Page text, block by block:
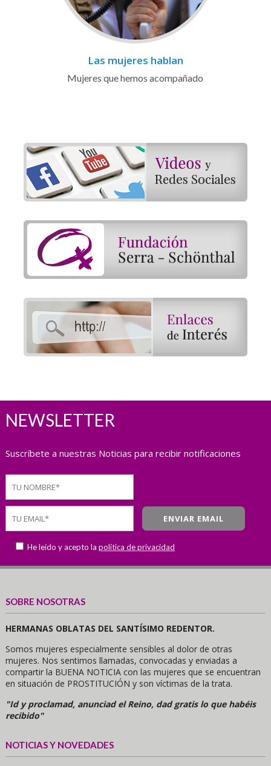
Las mujeres hablan
Mujeres que hemos acompañado
NEWSLETTER
Suscríbete a nuestras Noticias para recibir notificaciones
He leído y acepto la política de privacidad
SOBRE NOSOTRAS
HERMANAS OBLATAS DEL SANTÍSIMO REDENTOR.
Somos mujeres especialmente sensibles al dolor de otras
mujeres. Nos sentimos llamadas, convocadas y enviadas a
compartir la BUENA NOTICIA con las mujeres que se encuentran
en situación de PROSTITUCIÓN y son víctimas de la trata.
"Id y proclamad, anunciad el Reino, dad gratis lo que habéis
recibido"
NOTICIAS Y NOVEDADES